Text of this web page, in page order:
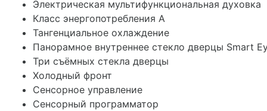
Электрическая мультифункциональная духовка
Класс энергопотребления А
Тангенциальное охлаждение
Панорамное внутреннее стекло дверцы Smart
Три съёмных стекла дверцы
Холодный фронт
Сенсорное управление
Сенсорный программатор